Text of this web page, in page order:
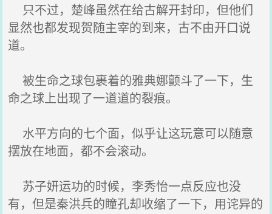
只不过，楚峰虽然在给古解开封印，但他们
显然也都发现贺随主宰的到来，古不由开口说
道。
被生命之球包裹着的雅典娜颤斗了一下，生
命之球上出现了一道道的裂痕。
水平方向的七个面，似乎让这玩意可以随意
摆放在地面，都不会滚动。
苏子妍运功的时候，李秀怡一点反应也没
有，但是秦洪兵的瞳孔却收缩了一下，用诧异的